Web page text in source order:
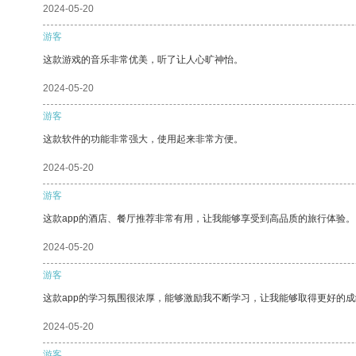
2024-05-20
游客
这款游戏的音乐非常优美，听了让人心旷神怡。
2024-05-20
游客
这款软件的功能非常强大，使用起来非常方便。
2024-05-20
游客
这款app的酒店、餐厅推荐非常有用，让我能够享受到高品质的旅行体验。
2024-05-20
游客
这款app的学习氛围很浓厚，能够激励我不断学习，让我能够取得更好的
2024-05-20